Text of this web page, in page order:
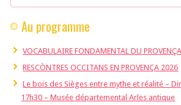
Au programme
VOCABULAIRE FONDAMENTAL DU
RESCÒNTRES OCCITANS EN PROVENÇA 2026
Le bois des Sièges entre mythe et réalité –
17h30 – Musée départemental Arles antique